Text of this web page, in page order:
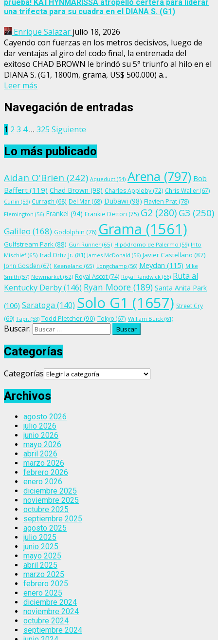
prueba! KATHYNMARISSA atropelló certera para liderar
una trifecta para su cuadra en el DIANA S. (G1)
Enrique Salazar julio 18, 2026
Cayendo con fuerzas en los metros decisivos, luego de
dar ventajas al giro del codo final, la entrenada del
exitoso CHAD BROWN le brindó su 5° triunfo al hilo en el
DIANA S. (G1, 1800m, grama, US$ 500.000) a...
Leer más
Navegación de entradas
1 2 3 4… 325 Siguiente
Lo más publicado
Aidan O'Brien (242) Aqueduct (54) Arena (797) Bob
Baffert (119) Chad Brown (98) Charles Appleby (72) Chris Waller(67)
Curlin (59) Curragh (68) Del Mar (68) Dubawi (98) Flavien Prat (78)
Flemington (56) Frankel (94) Frankie Dettori (75) G2 (280)G3 (250)
Galileo (168) Godolphin (76) Grama (1561)
Gulfstream Park(88) Gun Runner (65) Hipódromo de Palermo (59) Into
Mischief (65) Irad Ortiz Jr. (81) James McDonald (56) Javier Castellano (87)
John Gosden (67) Keeneland (65) Longchamp (56) Meydan (115) Mike
Smith (57) Newmarket (62) Royal Ascot (74) Royal Randwick (56) Ruta al
Kentucky Derby(146) Ryan Moore (189) Santa Anita Park
(106) Saratoga (140) Solo G1 (1657) Street Cry
(69) Tapit (58) Todd Pletcher(90) Tokyo (67) William Buick (61)
Buscar:
Categorías
Categorías
Archivos
agosto 2026
julio 2026
junio 2026
mayo 2026
abril 2026
marzo 2026
febrero 2026
enero 2026
diciembre 2025
noviembre 2025
octubre 2025
septiembre 2025
agosto 2025
julio 2025
junio 2025
mayo 2025
abril 2025
marzo 2025
febrero 2025
enero 2025
diciembre 2024
noviembre 2024
octubre 2024
septiembre 2024